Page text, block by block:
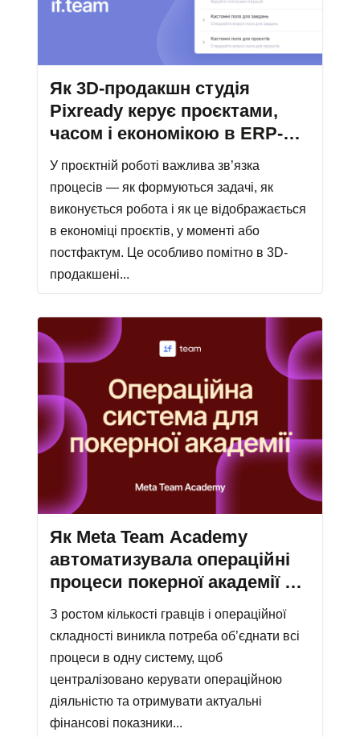
Як 3D-продакшн студія
Pixready керує проєктами,
часом і економікою в ERP-
системі if.team
У проєктній роботі важлива зв’язка
процесів — як формуються задачі, як
виконується робота і як це відображається
в економіці проєктів, у моменті або
постфактум. Це особливо помітно в 3D-
продакшені...
Як Meta Team Academy
автоматизувала операційні
процеси покерної академії за
допомогою if.team
З ростом кількості гравців і операційної
складності виникла потреба об’єднати всі
процеси в одну систему, щоб
централізовано керувати операційною
діяльністю та отримувати актуальні
фінансові показники...